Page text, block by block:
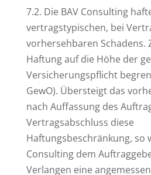
7.2. Die BAV Consulting
vertragstypischen, bei
vorhersehbaren Schadens.
Haftung auf die Höhe der
Versicherungspflicht
GewO). Übersteigt das
nach Auffassung des
Vertragsabschluss diese
Haftungsbeschränkung, so
Consulting dem
Verlangen eine